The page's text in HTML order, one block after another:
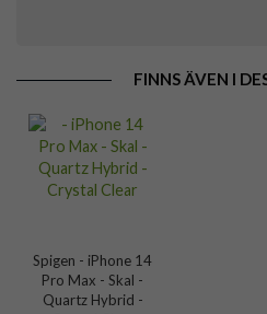
FINNS ÄVEN I
Spigen - iPhone 14
Pro Max - Skal -
Quartz Hybrid -